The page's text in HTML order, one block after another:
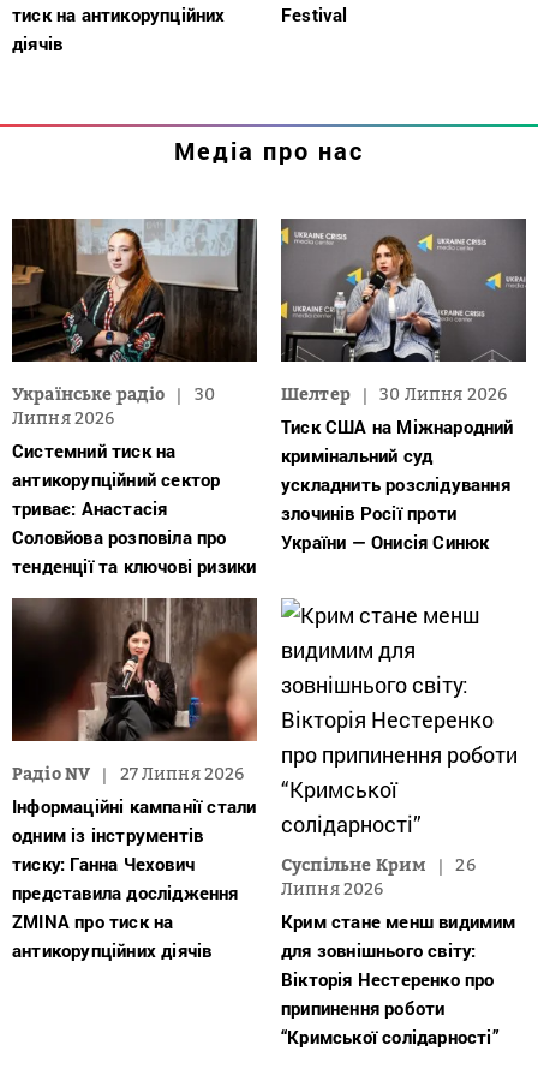
тиск на антикорупційних
діячів
Festival
Медіа про нас
Українське радіо
30
Липня 2026
Системний тиск на
антикорупційний сектор
триває: Анастасія
Соловйова розповіла про
тенденції та ключові ризики
Шелтер 30 Липня 2026
Тиск США на Міжнародний
кримінальний суд
ускладнить розслідування
злочинів Росії проти
України — Онисія Синюк
Радіо NV 27 Липня 2026
Інформаційні кампанії стали
одним із інструментів
тиску: Ганна Чехович
представила дослідження
ZMINA про тиск на
антикорупційних діячів
Суспільне Крим
26
Липня 2026
Крим стане менш видимим
для зовнішнього світу:
Вікторія Нестеренко про
припинення роботи
“Кримської солідарності”